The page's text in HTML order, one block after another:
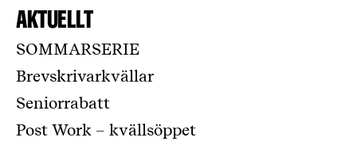
Aktuellt
SOMMARSERIE
Brevskrivarkvällar
Seniorrabatt
Post Work – kvällsöppet